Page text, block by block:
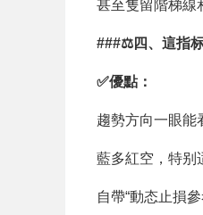
甚至隻留階梯線
###⚖四、這指
✅優點：
趨勢方向一眼能
藍多紅空，特别
自帶“動态止損參